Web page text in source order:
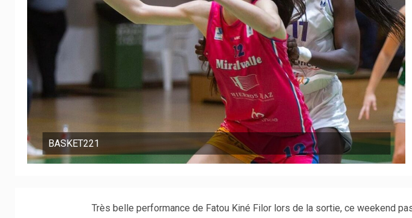
BASKET221
Très belle performance de Fatou Kiné Filor lors de la sortie, ce weekend